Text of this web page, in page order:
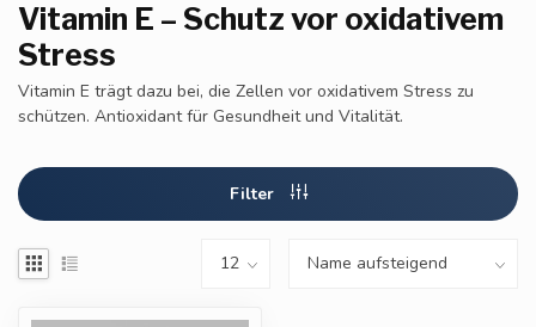
Vitamin E – Schutz vor oxidativem
Stress
Vitamin E trägt dazu bei, die Zellen vor oxidativem Stress zu
schützen. Antioxidant für Gesundheit und Vitalität.
Filter